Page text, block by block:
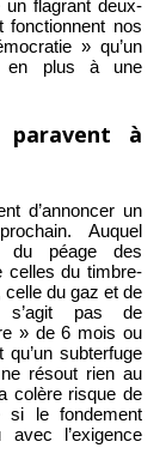
flagrant deux-
fonctionnent nos
» qu’un
en plus à une
à
d’annoncer un
Auquel
du péage des
celles du timbre-
du gaz et de
s’agit pas de
» de 6 mois ou
subterfuge
résout rien au
colère risque de
si le fondement
l’exigence